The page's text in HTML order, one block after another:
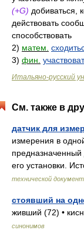
(+G) добиваться,
действовать
способствовать
2) матем.
3) фин.
Итальяно-русский
См. также в
датчик для
измерения в
предназначенный
его установки.
технической
стоявший на
живший (72) •
синонимов